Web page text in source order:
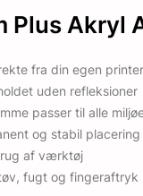
Plus Akryl
fra din egen printer
uden refleksioner
passer til alle
og stabil placering
af værktøj
fugt og fingeraftryk